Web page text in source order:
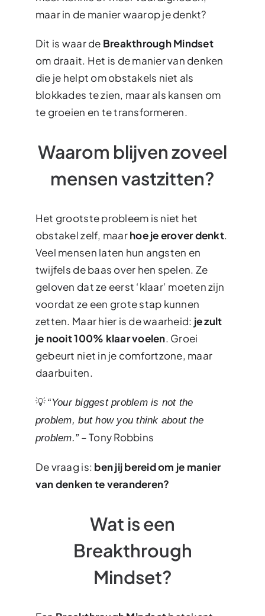
maar in de manier waarop je denkt?
Dit is waar de Breakthrough Mindset
om draait. Het is de manier van denken
die je helpt om obstakels niet als
blokkades te zien, maar als kansen om
te groeien en te transformeren.
Waarom blijven zoveel
mensen vastzitten?
Het grootste probleem is niet het
obstakel zelf, maarhoe je erover denkt.
Veel mensen laten hun angsten en
twijfels de baas over hen spelen. Ze
geloven dat ze eerst ‘klaar’ moeten zijn
voordat ze een grote stap kunnen
zetten. Maar hier is de waarheid: je zult
je nooit 100% klaar voelen. Groei
gebeurt niet in je comfortzone, maar
daarbuiten.
💡 “Your biggest problem is not the
problem, but how you think about the
problem.”– Tony Robbins
De vraag is: ben jij bereid om je manier
van denken te veranderen?
Wat is een
Breakthrough
Mindset?